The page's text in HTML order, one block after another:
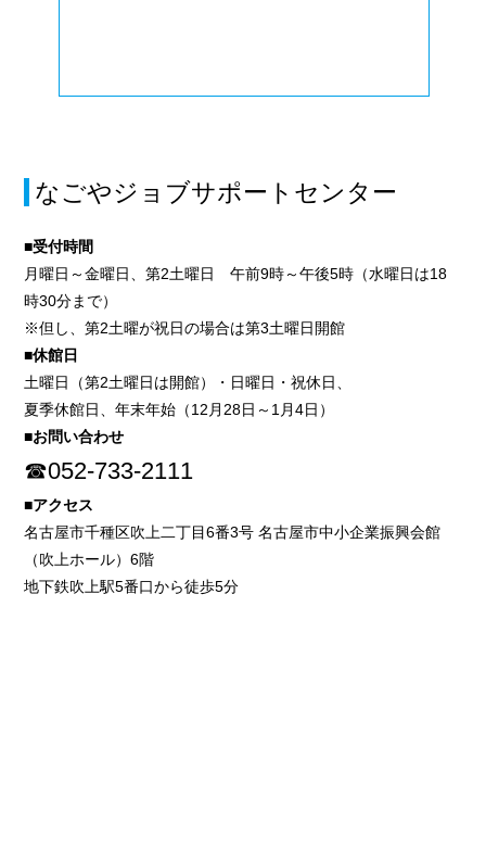
なごやジョブサポートセンター
■受付時間
月曜日～金曜日、第2土曜日 午前9時～午後5時（水曜日は18
時30分まで）
※但し、第2土曜が祝日の場合は第3土曜日開館
■休館日
土曜日（第2土曜日は開館）・日曜日・祝休日、
夏季休館日、年末年始（12月28日～1月4日）
■お問い合わせ
☎052-733-2111
■アクセス
名古屋市千種区吹上二丁目6番3号 名古屋市中小企業振興会館
（吹上ホール）6階
地下鉄吹上駅5番口から徒歩5分